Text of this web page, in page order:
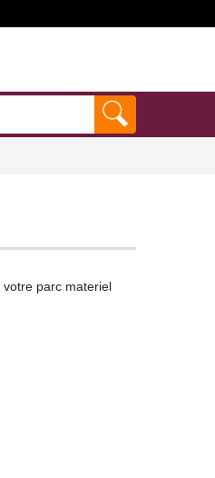
parc materiel